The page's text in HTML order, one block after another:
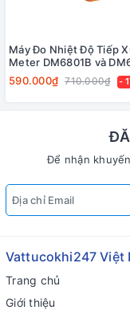
Máy Đo Nhiệt Độ Tiếp
Meter DM6801B và
590.000₫ 710.000₫ -
Để nhận
Vattucokhi247 Việt
Trang chủ
Giới thiệu